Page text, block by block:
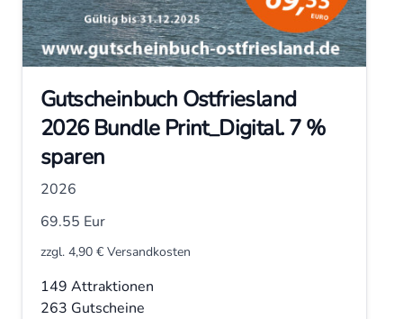
Gutscheinbuch Ostfriesland
2026 Bundle Print_Digital. 7 %
sparen
2026
69.55 Eur
zzgl. 4,90 € Versandkosten
149 Attraktionen
263 Gutscheine